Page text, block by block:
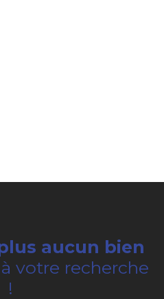
aucun bien
votre recherche
!